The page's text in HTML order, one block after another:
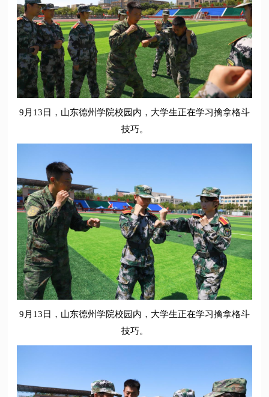
9月13日，山东德州学院校园内，大学生正在学习擒拿格斗
技巧。
9月13日，山东德州学院校园内，大学生正在学习擒拿格斗
技巧。